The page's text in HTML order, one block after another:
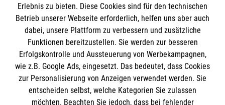
Informationen
Impressum
Datenschutz
Barrierefreiheit
Kontakt
Die Malteser
Erlebnis zu bieten. Diese Cookies sind für den technischen
Betrieb unserer Webseite erforderlich, helfen uns aber auch
dabei, unsere Plattform zu verbessern und zusätzliche
Funktionen bereitzustellen. Sie werden zur besseren
Erfolgskontrolle und Aussteuerung von Werbekampagnen,
wie z.B. Google Ads, eingesetzt. Das bedeutet, dass Cookies
zur Personalisierung von Anzeigen verwendet werden. Sie
entscheiden selbst, welche Kategorien Sie zulassen
möchten. Beachten Sie jedoch, dass bei fehlender